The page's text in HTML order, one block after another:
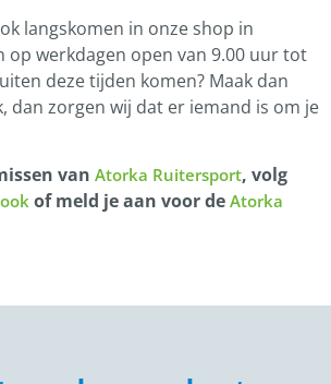
langskomen in onze shop in
op werkdagen open van 9.00 uur tot
deze tijden komen? Maak dan
dan zorgen wij dat er iemand is om je
van Atorka Ruitersport, volg
of meld je aan voor de Atorka